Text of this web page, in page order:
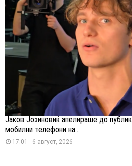
Јаков Јозиновиќ апелираше до
мобилни телефони на...
17:01 - 6 август, 2026